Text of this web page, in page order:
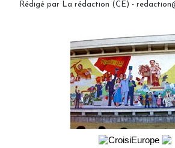
Rédigé par La rédaction (CE) -